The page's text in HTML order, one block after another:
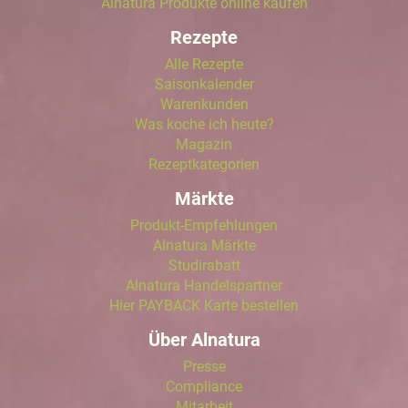
Rezepte
Alle Rezepte
Saisonkalender
Warenkunden
Was koche ich heute?
Magazin
Rezeptkategorien
Märkte
Produkt-Empfehlungen
Alnatura Märkte
Studirabatt
Alnatura Handelspartner
Hier PAYBACK Karte bestellen
Über Alnatura
Presse
Compliance